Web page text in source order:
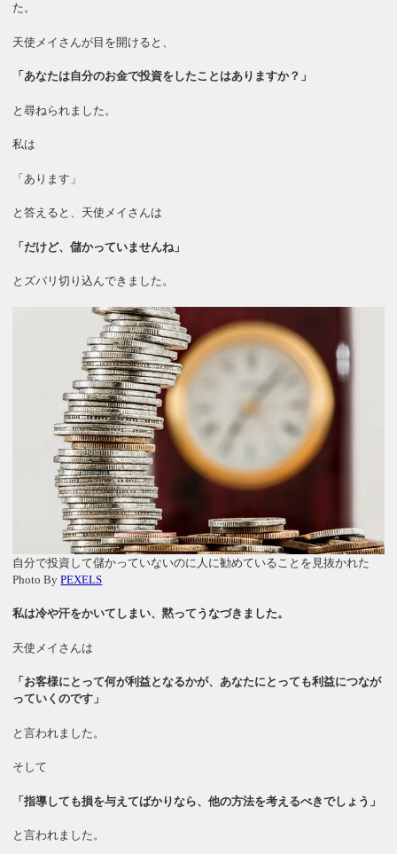
た。
天使メイさんが目を開けると、
「あなたは自分のお金で投資をしたことはありますか？」
と尋ねられました。
私は
「あります」
と答えると、天使メイさんは
「だけど、儲かっていませんね」
とズバリ切り込んできました。
自分で投資して儲かっていないのに人に勧めていることを見抜かれた
Photo ByPEXELS
私は冷や汗をかいてしまい、黙ってうなづきました。
天使メイさんは
「お客様にとって何が利益となるかが、あなたにとっても利益につなが
っていくのです」
と言われました。
そして
「指導しても損を与えてばかりなら、他の方法を考えるべきでしょう」
と言われました。